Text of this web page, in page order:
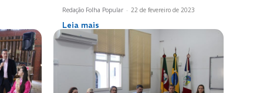
Redação Folha Popular - 22 de fevereiro de 2023
Leia mais